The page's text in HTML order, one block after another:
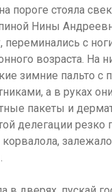
пороге стояла
Нины
с
возраста. На
зимние пальто с
а в руках
пакеты и
делегации резко